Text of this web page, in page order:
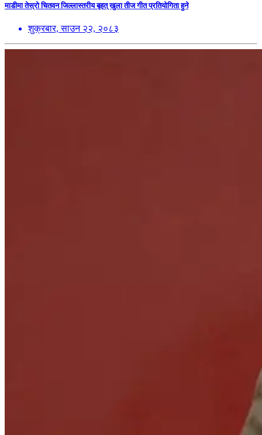
माडीमा तेस्रो चितवन जिल्लास्तरीय बृहत् खुला तीज गीत प्रतियोगिता हुने
शुक्रबार, साउन २२, २०८३